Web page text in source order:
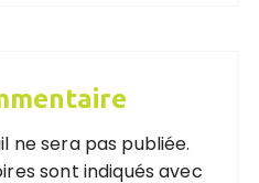
ne sera pas publiée.
sont indiqués avec